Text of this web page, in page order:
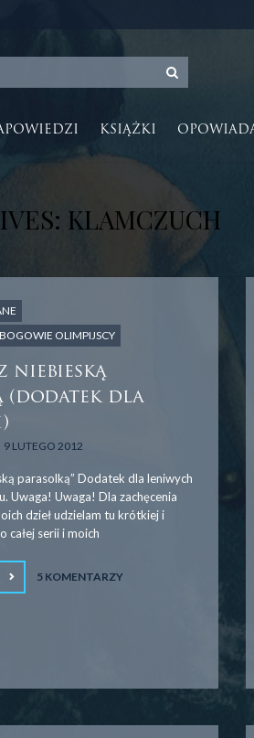
KSIĄŻKI
KLAMCZUCH
OLIMPIJSCY
niebieską
(dodatek dla
9 LUTEGO 2012
parasolką” Dodatek dla leniwych
Uwaga! Uwaga! Dla zachęcenia
dzieł udzielam tu krótkiej i
całej serii i moich
5 KOMENTARZY